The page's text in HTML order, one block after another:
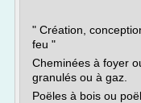
" Création,
feu "
Cheminées à foyer
granulés ou à gaz.
Poëles à bois ou